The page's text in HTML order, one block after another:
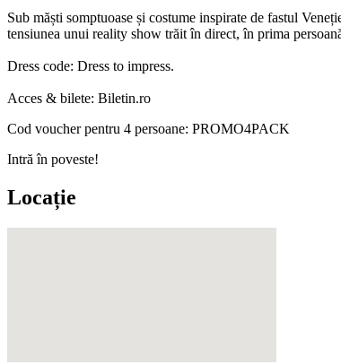
Sub măști somptuoase și costume inspirate de fastul
tensiunea unui reality show trăit în direct, în prima
Dress code: Dress to impress.
Acces & bilete: Biletin.ro
Cod voucher pentru 4 persoane: PROMO4PACK
Intră în poveste!
Locație